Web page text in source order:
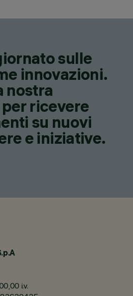
sulle
innovazioni.
nostra
ricevere
su nuovi
e iniziative.
i.v.